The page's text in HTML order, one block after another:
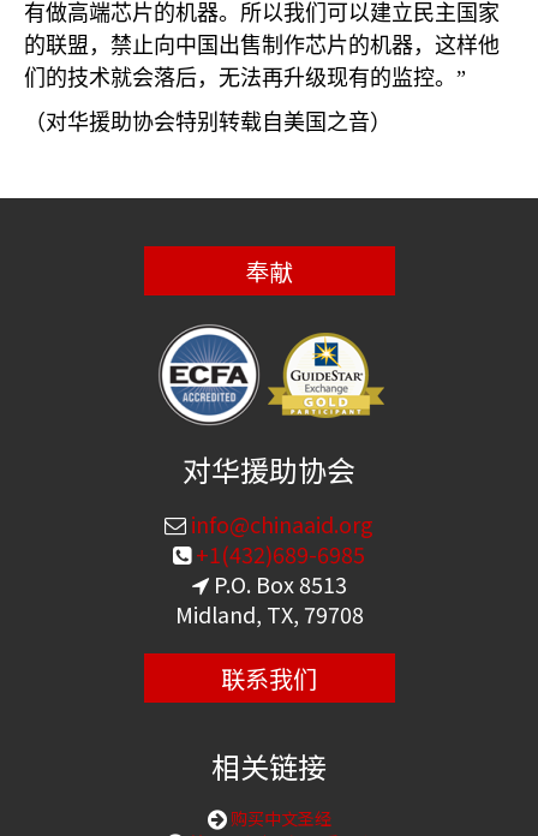
有做高端芯片的机器。所以我们可以建立民主国家
的联盟，禁止向中国出售制作芯片的机器，这样他
们的技术就会落后，无法再升级现有的监控。”
（对华援助协会特别转载自美国之音）
奉献
对华援助协会
info@chinaaid.org
+1(432)689-6985
P.O. Box 8513
Midland, TX, 79708
联系我们
相关链接
购买中文圣经